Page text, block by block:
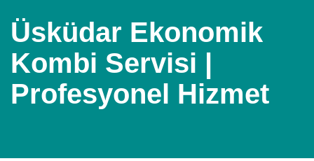
Üsküdar Ekonomik
Kombi Servisi |
Profesyonel Hizmet